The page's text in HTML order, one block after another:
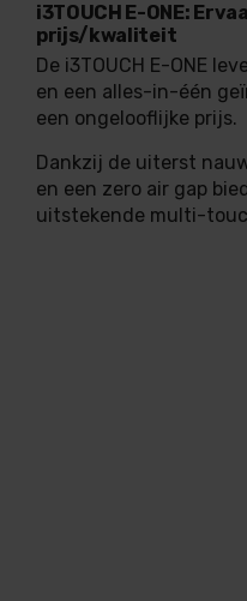
i3TOUCH E-ONE:
prijs/kwaliteit
De i3TOUCH E-ONE
en een alles-in-één
een ongelooflijke prijs.
Dankzij de uiterst
en een zero air gap
uitstekende multi-